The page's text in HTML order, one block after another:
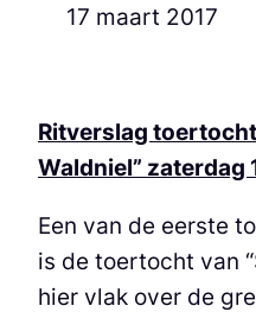
17 maart 2017
Ritverslag
Waldniel” zaterdag
Een van de eerste
is de toertocht van
hier vlak over de